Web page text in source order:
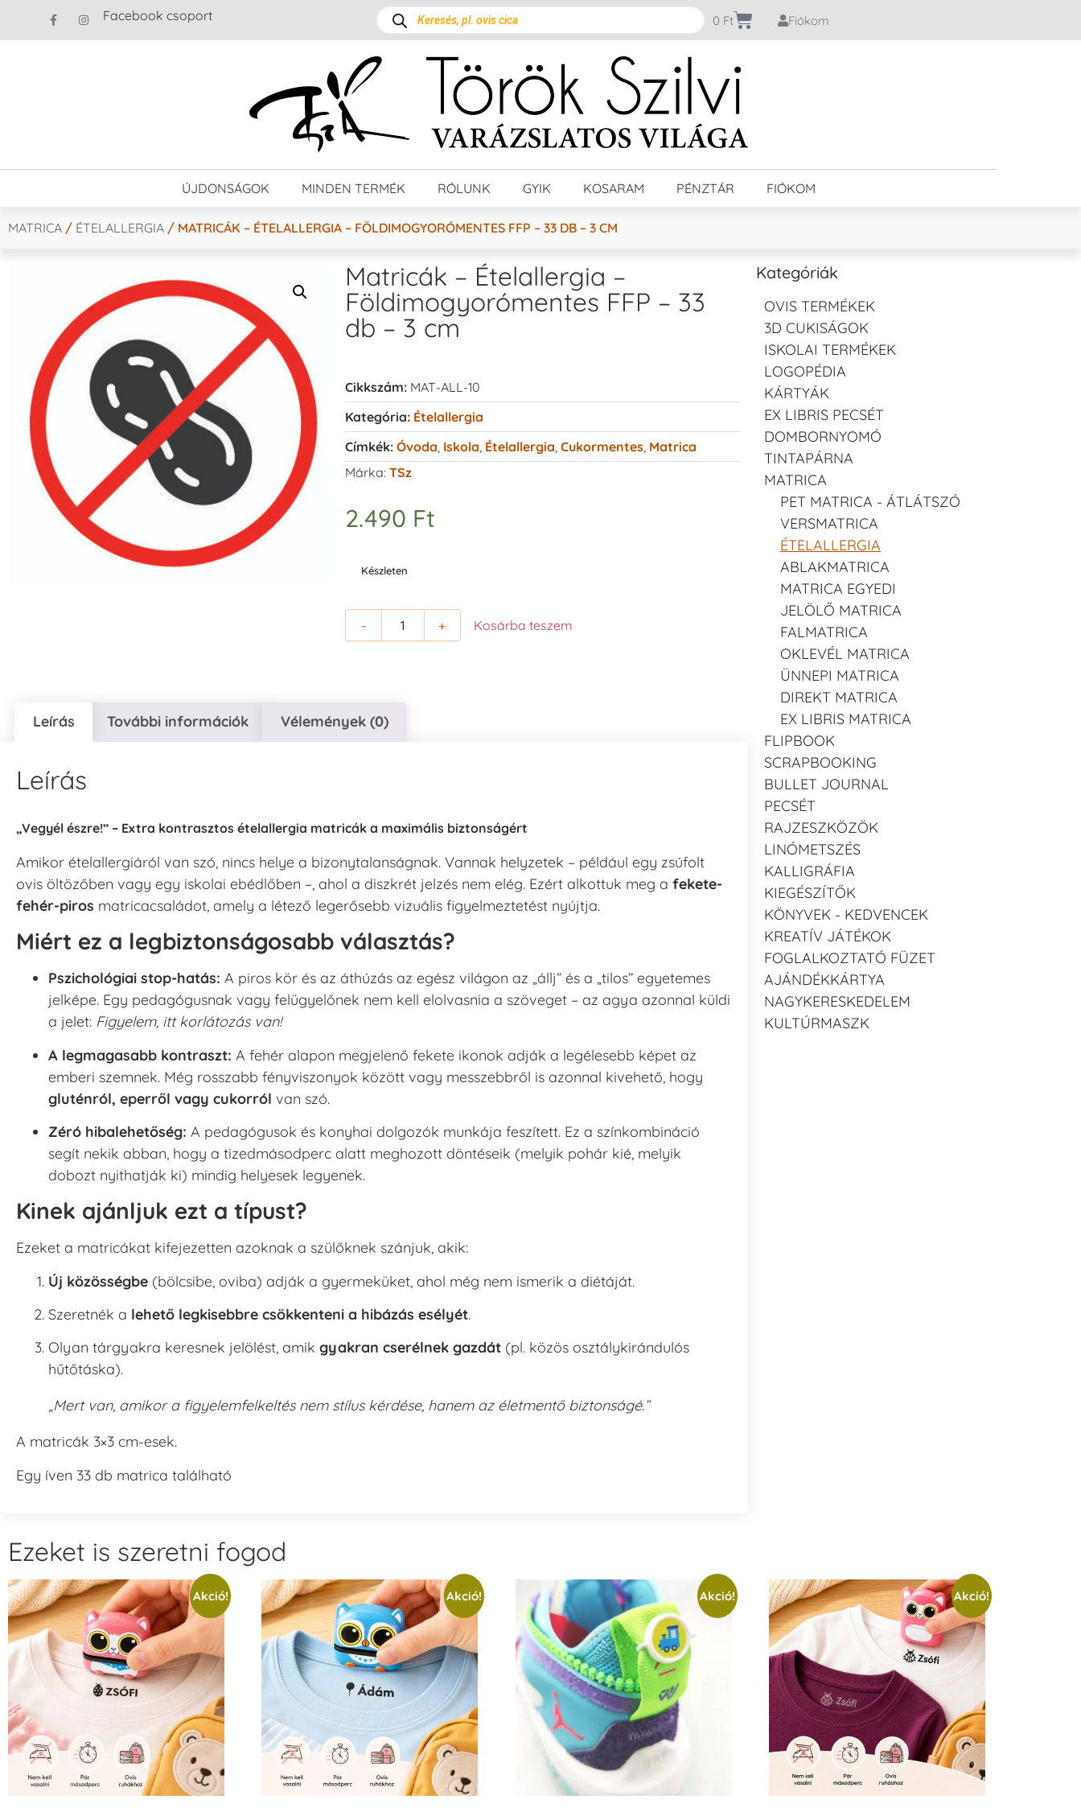
Facebook csoport 0 Ft Fiókom
ÚJDONSÁGOK MINDEN TERMÉK RÓLUNK GYIK KOSARAM PÉNZTÁR FIÓKOM
MATRICA / ÉTELALLERGIA / MATRICÁK – ÉTELALLERGIA – FÖLDIMOGYORÓMENTES FFP – 33 DB – 3 CM
Matricák – Ételallergia –
Földimogyorómentes FFP – 33
db – 3 cm
Cikkszám: MAT-ALL-10
Kategória: Ételallergia
Címkék: Óvoda Iskola Ételallergia Cukormentes, Matrica
Márka: TSz
2.490 Ft
Készleten
- + Kosárba teszem
Leírás További információk Vélemények (0)
Leírás
„Vegyél észre!” – Extra kontrasztos ételallergia matricák a maximális biztonságért
Amikor ételallergiáról van szó, nincs helye a bizonytalanságnak. Vannak helyzetek – például egy zsúfolt
ovis öltözőben vagy egy iskolai ebédlőben –, ahol a diszkrét jelzés nem elég. Ezért alkottuk meg a fekete-
fehér-piros matricacsaládot, amely a létező legerősebb vizuális figyelmeztetést nyújtja.
Miért ez a legbiztonságosabb választás?
Pszichológiai stop-hatás: A piros kör és az áthúzás az egész világon az „állj” és a „tilos” egyetemes
jelképe. Egy pedagógusnak vagy felügyelőnek nem kell elolvasnia a szöveget – az agya azonnal küldi
a jelet: Figyelem, itt korlátozás van!
A legmagasabb kontraszt: A fehér alapon megjelenő fekete ikonok adják a legélesebb képet az
emberi szemnek. Még rosszabb fényviszonyok között vagy messzebbről is azonnal kivehető, hogy
gluténról, eperről vagy cukorról van szó.
Zéró hibalehetőség: A pedagógusok és konyhai dolgozók munkája feszített. Ez a színkombináció
segít nekik abban, hogy a tizedmásodperc alatt meghozott döntéseik (melyik pohár kié, melyik
dobozt nyithatják ki) mindig helyesek legyenek.
Kinek ajánljuk ezt a típust?
Ezeket a matricákat kifejezetten azoknak a szülőknek szánjuk, akik:
Új közösségbe (bölcsibe, oviba) adják a gyermeküket, ahol még nem ismerik a diétáját.
Szeretnék a lehető legkisebbre csökkenteni a hibázás esélyét.
Olyan tárgyakra keresnek jelölést, amik gyakran cserélnek gazdát (pl. közös osztálykirándulós
hűtőtáska).
„Mert van, amikor a figyelemfelkeltés nem stílus kérdése, hanem az életmentő biztonságé.”
A matricák 3×3 cm-esek.
Egy íven 33 db matrica található
Kategóriák
OVIS TERMÉKEK
3D CUKISÁGOK
ISKOLAI TERMÉKEK
LOGOPÉDIA
KÁRTYÁK
EX LIBRIS PECSÉT
DOMBORNYOMÓ
TINTAPÁRNA
MATRICA
PET MATRICA - ÁTLÁTSZÓ
VERSMATRICA
ÉTELALLERGIA
ABLAKMATRICA
MATRICA EGYEDI
JELÖLŐ MATRICA
FALMATRICA
OKLEVÉL MATRICA
ÜNNEPI MATRICA
DIREKT MATRICA
EX LIBRIS MATRICA
FLIPBOOK
SCRAPBOOKING
BULLET JOURNAL
PECSÉT
RAJZESZKÖZÖK
LINÓMETSZÉS
KALLIGRÁFIA
KIEGÉSZÍTŐK
KÖNYVEK - KEDVENCEK
KREATÍV JÁTÉKOK
FOGLALKOZTATÓ FÜZET
AJÁNDÉKKÁRTYA
NAGYKERESKEDELEM
KULTÚRMASZK
Ezeket is szeretni fogod
Akció! Akció! Akció! Akció!